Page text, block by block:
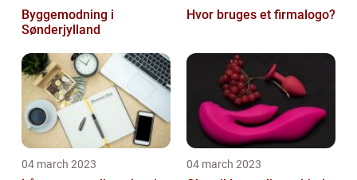
Byggemodning i
Sønderjylland
Hvor bruges et firmalogo?
04 march 2023 04 march 2023